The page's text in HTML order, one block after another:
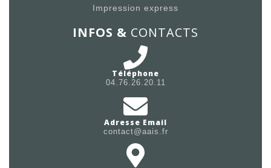
Impression express
INFOS & CONTACTS
Téléphone
04.76.26.20.11
Adresse Email
contact@aais.fr